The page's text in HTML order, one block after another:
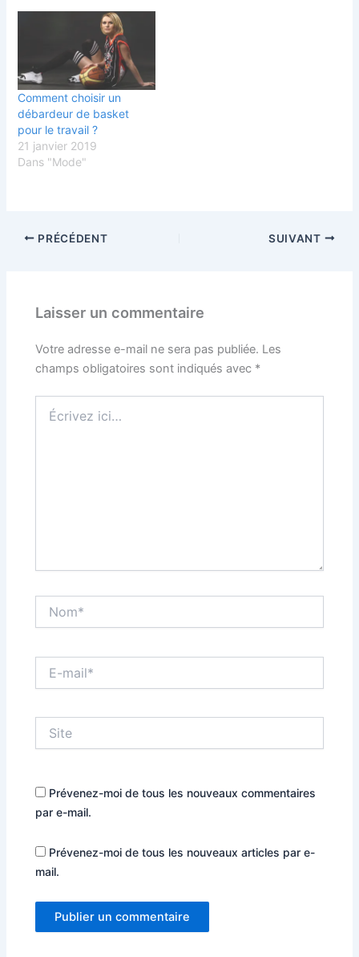
Comment choisir un
débardeur de basket
pour le travail ?
21 janvier 2019
Dans "Mode"
PRÉCÉDENT SUIVANT
Laisser un commentaire
Votre adresse e-mail ne sera pas publiée. Les
champs obligatoires sont indiqués avec *
ici…
mail*
Prévenez-moi de tous les nouveaux commentaires
par e-mail.
Prévenez-moi de tous les nouveaux articles par e-
mail.